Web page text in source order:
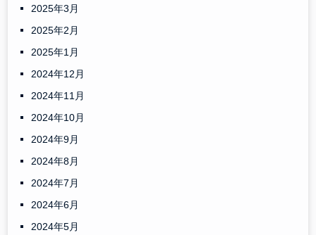
2025年3月
2025年2月
2025年1月
2024年12月
2024年11月
2024年10月
2024年9月
2024年8月
2024年7月
2024年6月
2024年5月